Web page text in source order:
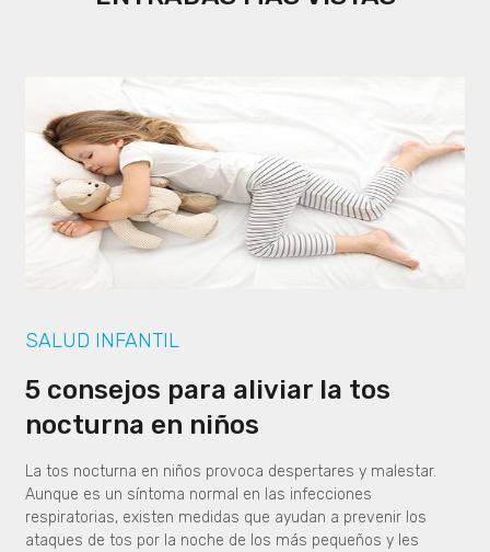
SALUD INFANTIL
5 consejos para aliviar la tos
nocturna en niños
La tos nocturna en niños provoca despertares y malestar.
Aunque es un síntoma normal en las infecciones
respiratorias, existen medidas que ayudan a prevenir los
ataques de tos por la noche de los más pequeños y les